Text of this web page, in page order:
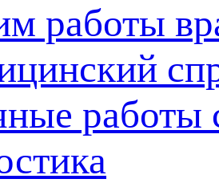
работы
работы